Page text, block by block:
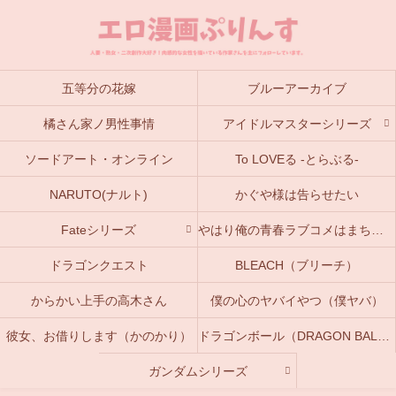
五等分の花嫁 ブルーアーカイブ
橘さん家ノ男性事情 アイドルマスターシリーズ
ソードアート・オンライン To LOVEる -とらぶる-
NARUTO(ナルト) かぐや様は告らせたい
Fateシリーズ
ドラゴンクエスト BLEACH（ブリーチ）
からかい上手の高木さん 僕の心のヤバイやつ（僕ヤバ）
彼女、お借りします（かのかり）
ガンダムシリーズ